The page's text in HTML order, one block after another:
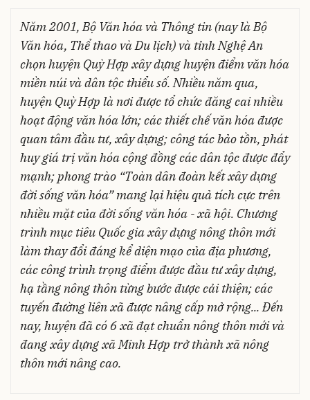
Năm 2001, Bộ Văn hóa và Thông tin (nay là Bộ
Văn hóa, Thể thao và Du lịch) và tỉnh Nghệ An
chọn huyện Quỳ Hợp xây dựng huyện điểm văn hóa
miền núi và dân tộc thiểu số. Nhiều năm qua,
huyện Quỳ Hợp là nơi được tổ chức đăng cai nhiều
hoạt động văn hóa lớn; các thiết chế văn hóa được
quan tâm đầu tư, xây dựng; công tác bảo tồn, phát
huy giá trị văn hóa cộng đồng các dân tộc được đẩy
mạnh; phong trào “Toàn dân đoàn kết xây dựng
đời sống văn hóa” mang lại hiệu quả tích cực trên
nhiều mặt của đời sống văn hóa - xã hội. Chương
trình mục tiêu Quốc gia xây dựng nông thôn mới
làm thay đổi đáng kể diện mạo của địa phương,
các công trình trọng điểm được đầu tư xây dựng,
hạ tầng nông thôn từng bước được cải thiện; các
tuyến đường liên xã được nâng cấp mở rộng... Đến
nay, huyện đã có 6 xã đạt chuẩn nông thôn mới và
đang xây dựng xã Minh Hợp trở thành xã nông
thôn mới nâng cao.